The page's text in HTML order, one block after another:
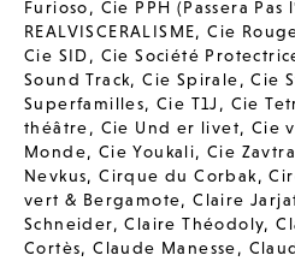
Furioso, Cie PPH (Passera Pas
REALVISCERALISME,Cie
Cie SID, Cie Société
Sound Track,Cie Spirale,Cie
Superfamilles,Cie T1J , Cie
théâtre, Cie Und er livet, Cie
Monde, Cie Youkali,Cie Zavtra
Nevkus,Cirque du Corbak,
vert & Bergamote,Claire
Schneider,Claire Théodoly,
Cortès,Claude Manesse,